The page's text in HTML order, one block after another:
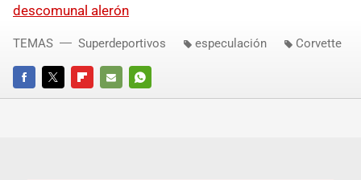
descomunal alerón
FACEBOOKTWITTERFLIPBOARD
E-
WHATSAPP
TEMAS Superdeportivos especulación Corvette